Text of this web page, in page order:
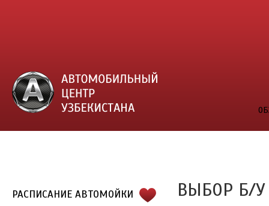
РАСПИСАНИЕ АВТОМОЙКИ ВЫБОР Б/